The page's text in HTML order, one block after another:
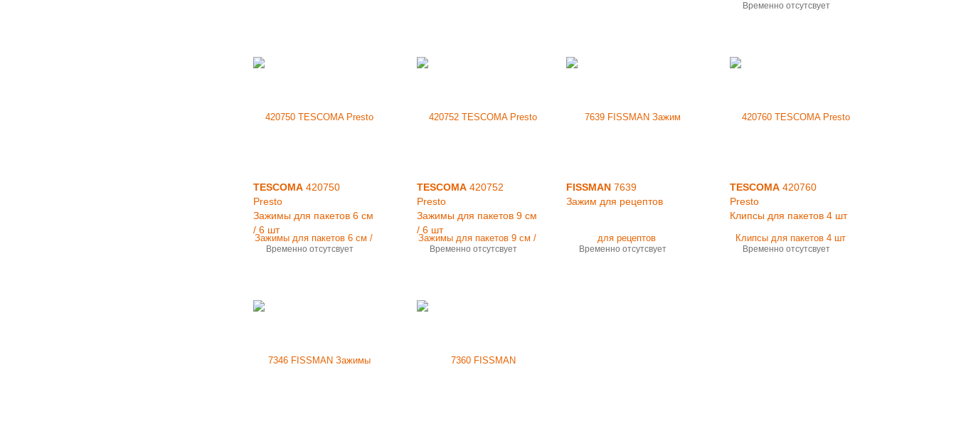
Временно отсутсвует
TESCOMA 420750
Presto
Зажимы для пакетов 6 см
/ 6 шт
Временно отсутсвует
TESCOMA 420752
Presto
Зажимы для пакетов 9 см
/ 6 шт
Временно отсутсвует
FISSMAN 7639
Зажим для рецептов
Временно отсутсвует
TESCOMA 420760
Presto
Клипсы для пакетов 4 шт
Временно отсутсвует